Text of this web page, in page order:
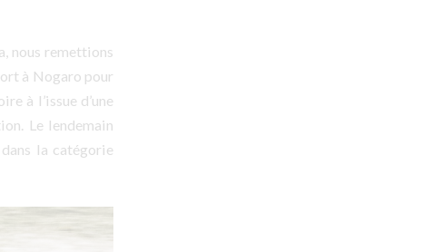
nous remettions
à Nogaro pour
à l’issue d’une
Le lendemain
la catégorie